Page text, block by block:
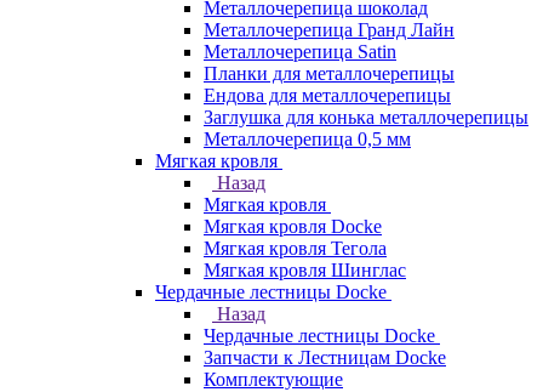
Металлочерепица шоколад
Металлочерепица Гранд Лайн
Металлочерепица Satin
Планки для металлочерепицы
Ендова для металлочерепицы
Заглушка для конька металлочерепицы
Металлочерепица 0,5 мм
Мягкая кровля
Назад
Мягкая кровля
Мягкая кровля Docke
Мягкая кровля Тегола
Мягкая кровля Шинглас
Чердачные лестницы Docke
Назад
Чердачные лестницы Docke
Запчасти к Лестницам Docke
Комплектующие